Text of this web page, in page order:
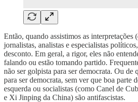
Então, quando assistimos as interpretações
jornalistas, analistas e especialistas
desconto. Em geral, a rigor, eles não
falando ou estão tomando partido.
não ser golpista para ser democrata. Ou de
para ser democrata, sem ver que boa parte
esquerda ou socialistas (como Canel de
e Xi Jinping da China) são antifascistas.